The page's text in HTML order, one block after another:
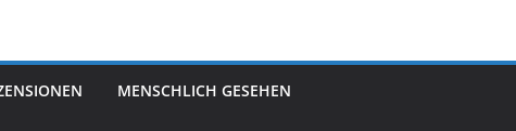
MENSCHLICH GESEHEN